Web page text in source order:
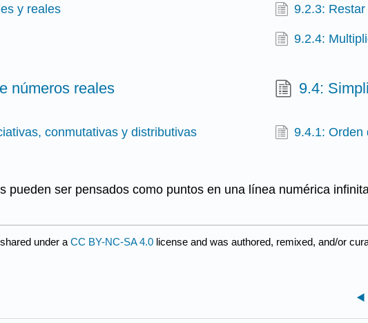
y reales 9.2.3:
9.2.4:
números reales
conmutativas y distributivas
9.4:
9.4.1: Orden
pueden ser pensados como puntos en una línea numérica
under a CC BY-NC-SA 4.0 license and was authored, remixed, and/or